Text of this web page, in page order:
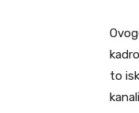
to